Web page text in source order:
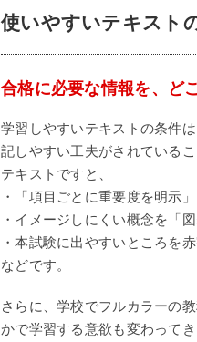
使いやすいテキスト
合格に必要な情報を、ど
学習しやすいテキストの条件
記しやすい工夫がされているこ
テキストですと、
・「項目ごとに重要度を明示
・イメージしにくい概念を「
・本試験に出やすいところを
などです。
さらに、学校でフルカラーの
かで学習する意欲も変わってき